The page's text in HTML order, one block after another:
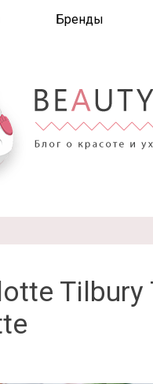
Бренды
Tilbury